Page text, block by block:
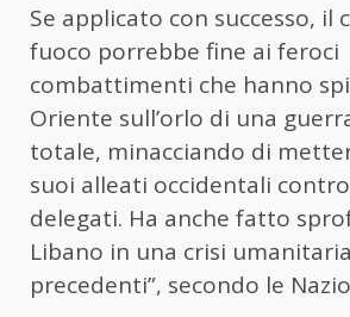
Se applicato con successo, il
fuoco porrebbe fine ai feroci
combattimenti che hanno
Oriente sull’orlo di una
totale, minacciando di
suoi alleati occidentali contro
delegati. Ha anche fatto
Libano in una crisi umanitaria
precedenti”, secondo le